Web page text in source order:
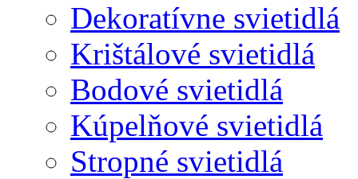
Dekoratívne svietidlá
Krištálové svietidlá
Bodové svietidlá
Kúpelňové svietidlá
Stropné svietidlá